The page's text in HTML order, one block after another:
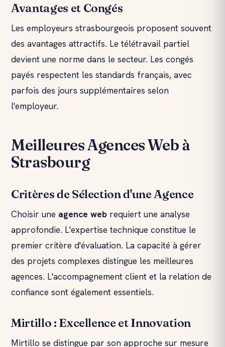
Avantages et Congés
Les employeurs strasbourgeois proposent souvent
des avantages attractifs. Le télétravail partiel
devient une norme dans le secteur. Les congés
payés respectent les standards français, avec
parfois des jours supplémentaires selon
l'employeur.
Meilleures Agences Web à
Strasbourg
Critères de Sélection d'une Agence
Choisir une agence web requiert une analyse
approfondie. L'expertise technique constitue le
premier critère d'évaluation. La capacité à gérer
des projets complexes distingue les meilleures
agences. L'accompagnement client et la relation de
confiance sont également essentiels.
Mirtillo : Excellence et Innovation
Mirtillo se distingue par son approche sur mesure